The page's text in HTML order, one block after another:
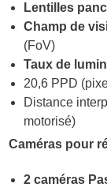
Lentilles
Champ de
(FoV)
Taux de
20,6 PPD
Distance
motorisé)
Caméras pour
2 caméras